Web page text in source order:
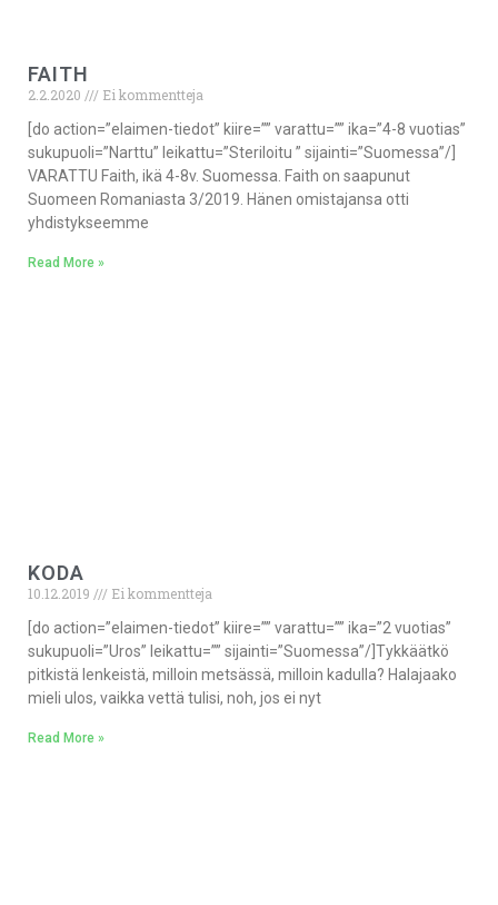
FAITH
2.2.2020
Ei kommentteja
[do action=”elaimen-tiedot” kiire=”” varattu=”” ika=”4-8 vuotias”
sukupuoli=”Narttu” leikattu=”Steriloitu ” sijainti=”Suomessa”/]
VARATTU Faith, ikä 4-8v. Suomessa. Faith on saapunut
Suomeen Romaniasta 3/2019. Hänen omistajansa otti
yhdistykseemme
Read More »
KODA
10.12.2019
Ei kommentteja
[do action=”elaimen-tiedot” kiire=”” varattu=”” ika=”2 vuotias”
sukupuoli=”Uros” leikattu=”” sijainti=”Suomessa”/]Tykkäätkö
pitkistä lenkeistä, milloin metsässä, milloin kadulla? Halajaako
mieli ulos, vaikka vettä tulisi, noh, jos ei nyt
Read More »